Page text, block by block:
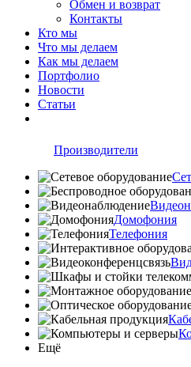
Обмен и возврат
Контакты
Кто мы
Что мы делаем
Как мы делаем
Портфолио
Новости
Статьи
Производители
Домофония
Телефония
Ещё